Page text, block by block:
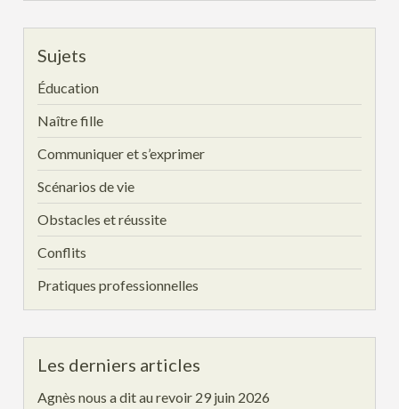
Sujets
Éducation
Naître fille
Communiquer et s’exprimer
Scénarios de vie
Obstacles et réussite
Conflits
Pratiques professionnelles
Les derniers articles
Agnès nous a dit au revoir 29 juin 2026